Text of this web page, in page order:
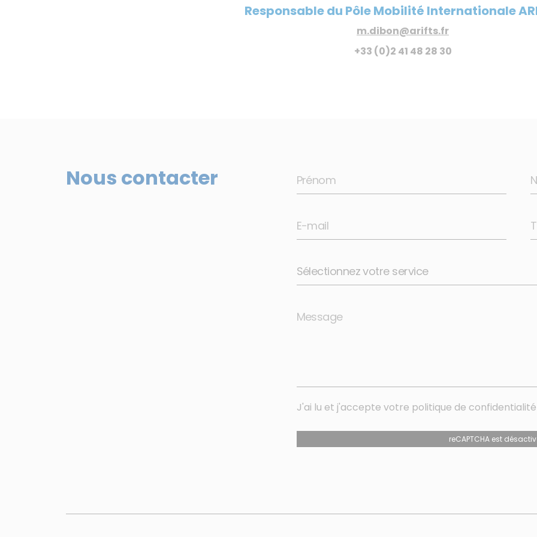
Responsable du Pôle Mobilité Internationale
m.dibon@arifts.fr
+33 (0)2 41 48 28 30
Nous contacter
J'ai lu et j'accepte votre politique de confidentialité
reCAPTCHA est